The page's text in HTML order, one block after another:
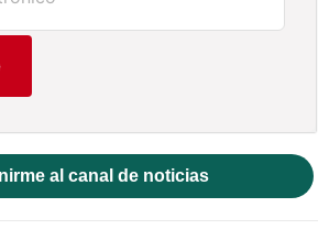
al canal de noticias